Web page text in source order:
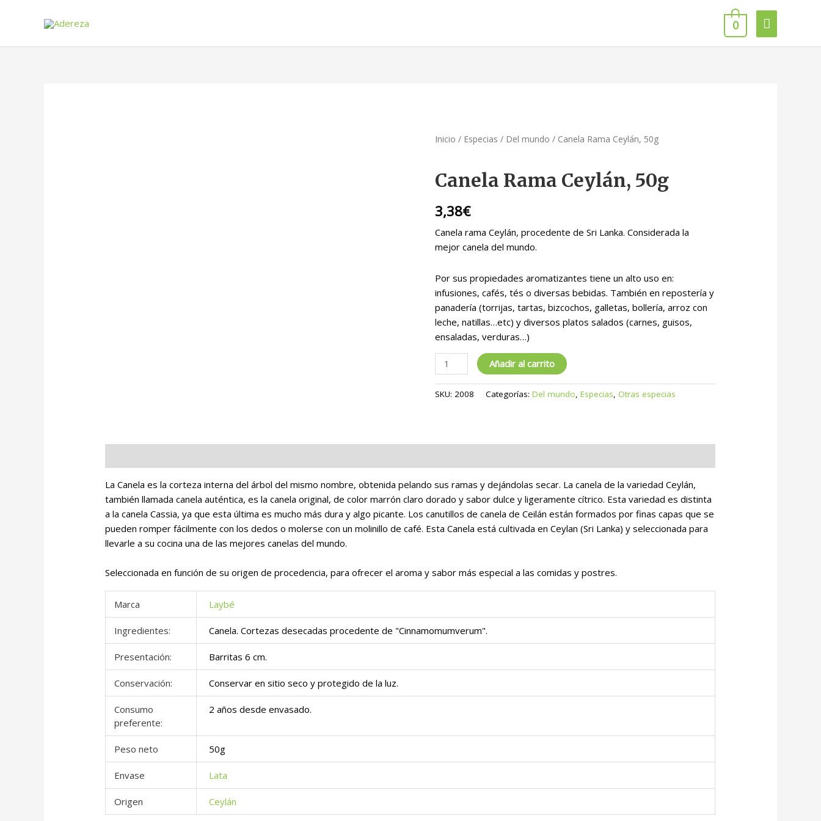
0
Inicio / Especias / Del mundo / Canela Rama Ceylán, 50g
Canela Rama Ceylán, 50g
3,38€
Canela rama Ceylán, procedente de Sri Lanka. Considerada la
mejor canela del mundo.
Por sus propiedades aromatizantes tiene un alto uso en:
infusiones, cafés, tés o diversas bebidas. También en repostería y
panadería (torrijas, tartas, bizcochos, galletas, bollería, arroz con
leche, natillas…etc) y diversos platos salados (carnes, guisos,
ensaladas, verduras…)
Añadir al carrito
SKU: 2008 Categorías: Del mundo, Especias, Otras especias
La Canela es la corteza interna del árbol del mismo nombre, obtenida pelando sus ramas y dejándolas secar. La canela de la variedad Ceylán,
también llamada canela auténtica, es la canela original, de color marrón claro dorado y sabor dulce y ligeramente cítrico. Esta variedad es distinta
a la canela Cassia, ya que esta última es mucho más dura y algo picante. Los canutillos de canela de Ceilán están formados por finas capas que se
pueden romper fácilmente con los dedos o molerse con un molinillo de café. Esta Canela está cultivada en Ceylan (Sri Lanka) y seleccionada para
llevarle a su cocina una de las mejores canelas del mundo.
Seleccionada en función de su origen de procedencia, para ofrecer el aroma y sabor más especial a las comidas y postres.
Marca Laybé
Ingredientes: Canela. Cortezas desecadas procedente de "Cinnamomumverum".
Presentación: Barritas 6 cm.
Conservación: Conservar en sitio seco y protegido de la luz.
Consumo
preferente:
2 años desde envasado.
Peso neto 50g
Envase Lata
Origen Ceylán